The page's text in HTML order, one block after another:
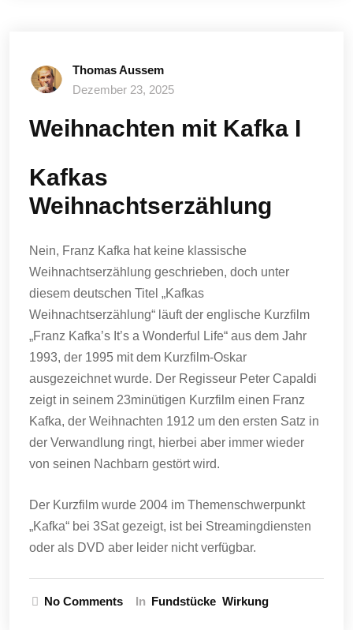
Thomas Aussem
Dezember 23, 2025
Weihnachten mit Kafka I
Kafkas
Weihnachtserzählung
Nein, Franz Kafka hat keine klassische
Weihnachtserzählung geschrieben, doch unter
diesem deutschen Titel „Kafkas
Weihnachtserzählung“ läuft der englische Kurzfilm
„Franz Kafka’s It’s a Wonderful Life“ aus dem Jahr
1993, der 1995 mit dem Kurzfilm-Oskar
ausgezeichnet wurde. Der Regisseur Peter Capaldi
zeigt in seinem 23minütigen Kurzfilm einen Franz
Kafka, der Weihnachten 1912 um den ersten Satz in
der Verwandlung ringt, hierbei aber immer wieder
von seinen Nachbarn gestört wird.
Der Kurzfilm wurde 2004 im Themenschwerpunkt
„Kafka“ bei 3Sat gezeigt, ist bei Streamingdiensten
oder als DVD aber leider nicht verfügbar.
No Comments In Fundstücke Wirkung